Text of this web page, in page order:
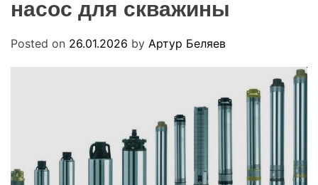
u
насос для скважины
Posted on 26.01.2026 by Артур Беляев